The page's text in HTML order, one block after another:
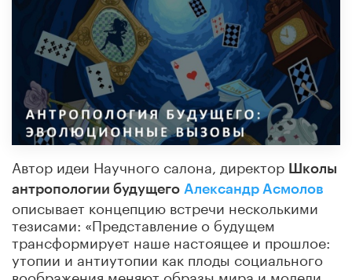
Автор идеи Научного салона, директор Школы
антропологии будущего Александр Асмолов
описывает концепцию встречи несколькими
тезисами: «Представление о будущем
трансформирует наше настоящее и прошлое:
утопии и антиутопии как плоды социального
воображения меняют образы мира и модели